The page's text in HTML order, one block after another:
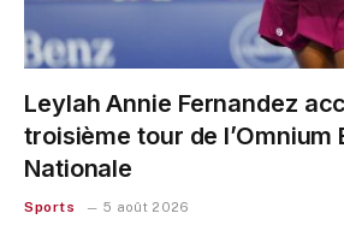
Leylah Annie Fernandez
troisième tour de l’Omnium
Nationale
Sports 5 août 2026